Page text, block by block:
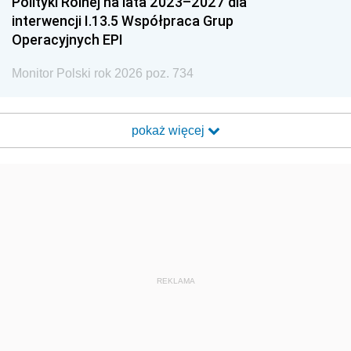
interwencji I.13.5 Współpraca Grup
Operacyjnych EPI
Monitor Polski rok 2026 poz. 734
pokaż więcej
REKLAMA